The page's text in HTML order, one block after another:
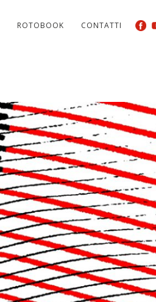
ROTOBOOK CONTATTI